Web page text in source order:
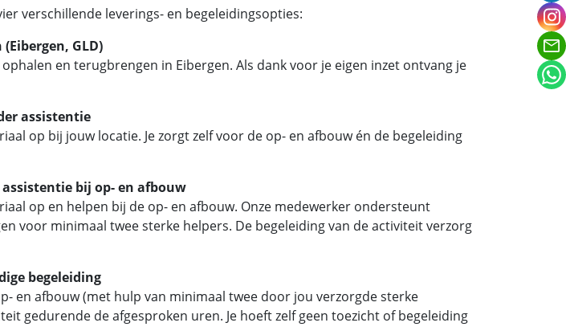
verschillende leverings- en begeleidingsopties:
GLD)
en terugbrengen in Eibergen. Als dank voor je eigen inzet ontvang je
assistentie
op bij jouw locatie. Je zorgt zelf voor de op- en afbouw én de begeleiding
bij op- en afbouw
op en helpen bij de op- en afbouw. Onze medewerker ondersteunt
voor minimaal twee sterke helpers. De begeleiding van de activiteit verzorg
begeleiding
en afbouw (met hulp van minimaal twee door jou verzorgde sterke
gedurende de afgesproken uren. Je hoeft zelf geen toezicht of begeleiding